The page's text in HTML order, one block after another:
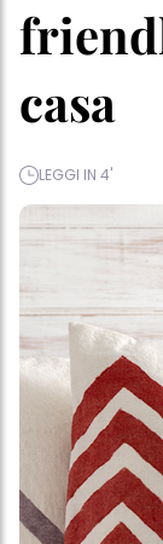
casa
LEGGI IN 4'